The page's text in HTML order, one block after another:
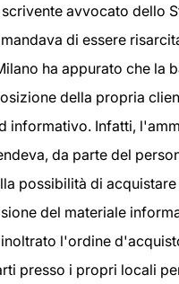
avvocato dello
di essere
ha appurato che la
della propria
informativo. Infatti,
da parte del
possibilità di acquistare
del materiale
l'ordine
presso i propri locali